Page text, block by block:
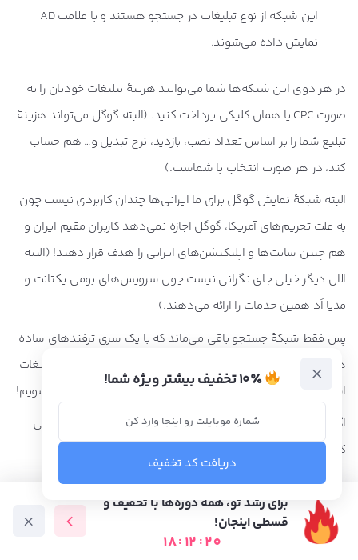
این شبکه از نوع تبلیغات در جستجو هستند و با علامت AD
نمایش داده می‌شوند.
در هر دوی این شبکه‌ها شما می‌توانید هزینۀ تبلیغات خودتان را به
صورت CPC یا همان کلیکی پرداخت کنید. (البته گوگل می‌تواند هزینۀ
تبلیغ شما را بر اساس تعداد نصب، بازدید، نرخ تبدیل و… هم حساب
کند، در هر صورت انتخاب با شماست.)
البته شبکۀ نمایش گوگل برای ما ایرانی‌ها چندان کاربردی نیست چون
به علت تحریم‌های آمریکا، گوگل اجازه نمی‌دهد کاربران مقیم ایران و
هم چنین سایت‌ها و اپلیکیشن‌های ایرانی را هدف قرار دهید! (البته
الان دیگر خیلی جای نگرانی نیست چون سرویس‌های بومی یکتانت و
مدیا اَد همین خدمات را ارائه می‌دهند.)
پس فقط شبکۀ جستجو باقی می‌ماند که با یک سری ترفندهای ساده
همچنان قابلیت استفاده را دارد و آنقدر ابزاری قدرتمندی برای تبلیغات
است که حتی تحریم‌ها هم نمی‌توانند کاری کنند که بیخیال آن شویم!
اگر موافق باشید ابتدا دقت هدف‌گیری کاربران در گوگل ادز بررسی
کنیم و بعد از آن به سراغ نحوۀ قیمت‌گذاری هر کلیک برویم.
۱۰٪ تخفیف بیشتر ویژه شما!
دریافت کد تخفیف
برای رشد تو، همه دوره‌ها با تخفیف و
قسطی اینجان!
18: 12 : 18 دوره آموزشی متخصص ها